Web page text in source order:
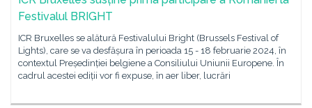
Festivalul BRIGHT
ICR Bruxelles se alătură Festivalului Bright (Brussels Festival of
Lights), care se va desfășura în perioada 15 - 18 februarie 2024, în
contextul Președinției belgiene a Consiliului Uniunii Europene. În
cadrul acestei ediții vor fi expuse, în aer liber, lucrări